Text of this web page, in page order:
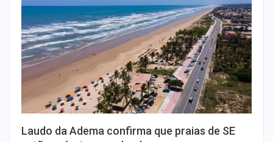
Laudo da Adema confirma que praias de SE